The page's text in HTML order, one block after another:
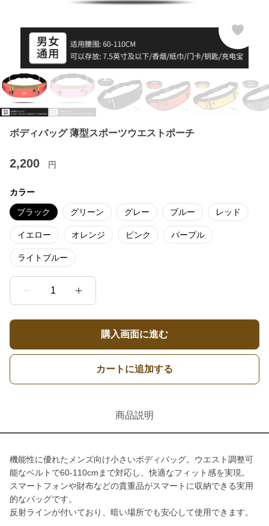
ボディバッグ 薄型スポーツウエストポーチ
2,200 円
カラー
ブラック グリーン グレー ブルー レッド
イエロー オレンジ ピンク パープル
ライトブルー
1
購入画面に進む
カートに追加する
商品説明
機能性に優れたメンズ向け小さいボディバッグ。ウエスト調整可
能なベルトで60-110cmまで対応し、快適なフィット感を実現。
スマートフォンや財布などの貴重品がスマートに収納できる実用
的なバッグです。
反射ラインが付いており、暗い場所でも安心して使用できます。